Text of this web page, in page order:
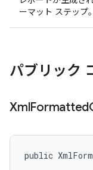
ーマット ステップ。
パブリック
XmlFormatted
public